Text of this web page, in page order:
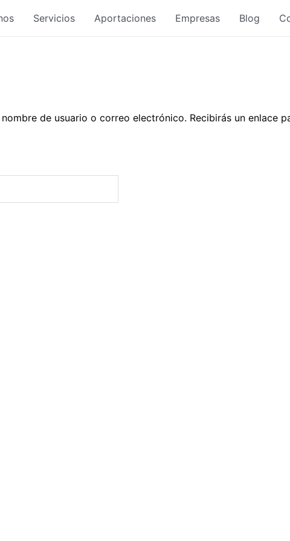
Servicios Aportaciones Empresas Blog
de usuario o correo electrónico. Recibirás un enlace